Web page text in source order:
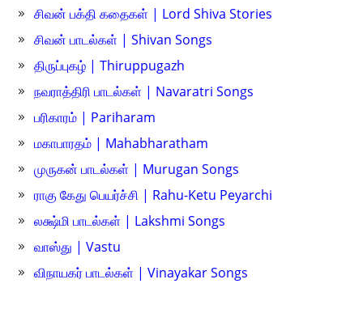
சிவன் பக்தி கதைகள் | Lord Shiva Stories
சிவன் பாடல்கள் | Shivan Songs
திருப்புகழ் | Thiruppugazh
நவராத்திரி பாடல்கள் | Navaratri Songs
பரிகாரம் | Pariharam
மகாபாரதம் | Mahabharatham
முருகன் பாடல்கள் | Murugan Songs
ராகு கேது பெயர்ச்சி | Rahu-Ketu Peyarchi
லக்ஷ்மி பாடல்கள் | Lakshmi Songs
வாஸ்து | Vastu
விநாயகர் பாடல்கள் | Vinayakar Songs